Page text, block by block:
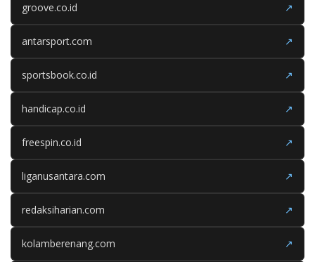
groove.co.id ↗
antarsport.com ↗
sportsbook.co.id ↗
handicap.co.id ↗
freespin.co.id ↗
liganusantara.com ↗
redaksiharian.com ↗
kolamberenang.com ↗